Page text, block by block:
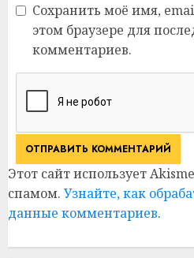
Сохранить моё имя,
этом браузере для
комментариев.
Этот сайт использует
спамом. Узнайте, как
данные комментариев.